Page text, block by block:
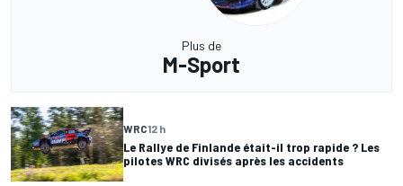
Plus de
M-Sport
WRC12 h
Le Rallye de Finlande était-il trop rapide ? Les
pilotes WRC divisés après les accidents